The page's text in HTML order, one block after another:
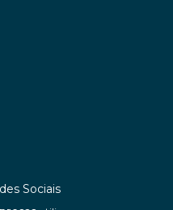
Sociais